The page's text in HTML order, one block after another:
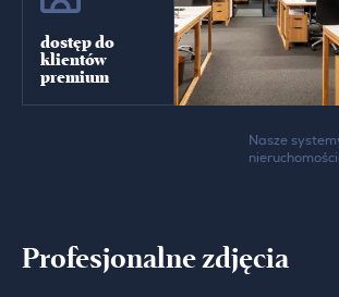
dostęp do
klientów
premium
Nasze
Profesjonalne zdjęcia